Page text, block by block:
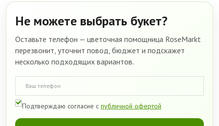
Не можете выбрать букет?
Оставьте телефон — цветочная помощница RoseMarkt
перезвонит, уточнит повод, бюджет и подскажет
несколько подходящих вариантов.
Подтверждаю согласие с публичной офертой